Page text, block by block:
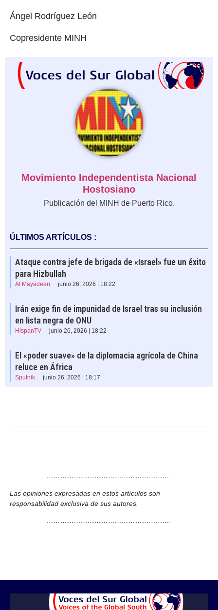
Ángel Rodríguez León
Copresidente MINH
Movimiento Independentista Nacional
Hostosiano
Publicación del MINH de Puerto Rico.
ÚLTIMOS ARTÍCULOS :
Ataque contra jefe de brigada de «Israel» fue un éxito
para Hizbullah
Al Mayadeen junio 26, 2026 | 18:22
Irán exige fin de impunidad de Israel tras su inclusión
en lista negra de ONU
HispanTV junio 26, 2026 | 18:22
El «poder suave» de la diplomacia agrícola de China
reluce en África
Sputnik junio 26, 2026 | 18:17
……………………………………………….
Las opiniones expresadas en estos artículos son
responsabilidad exclusiva de sus autores.
……………………………………………….